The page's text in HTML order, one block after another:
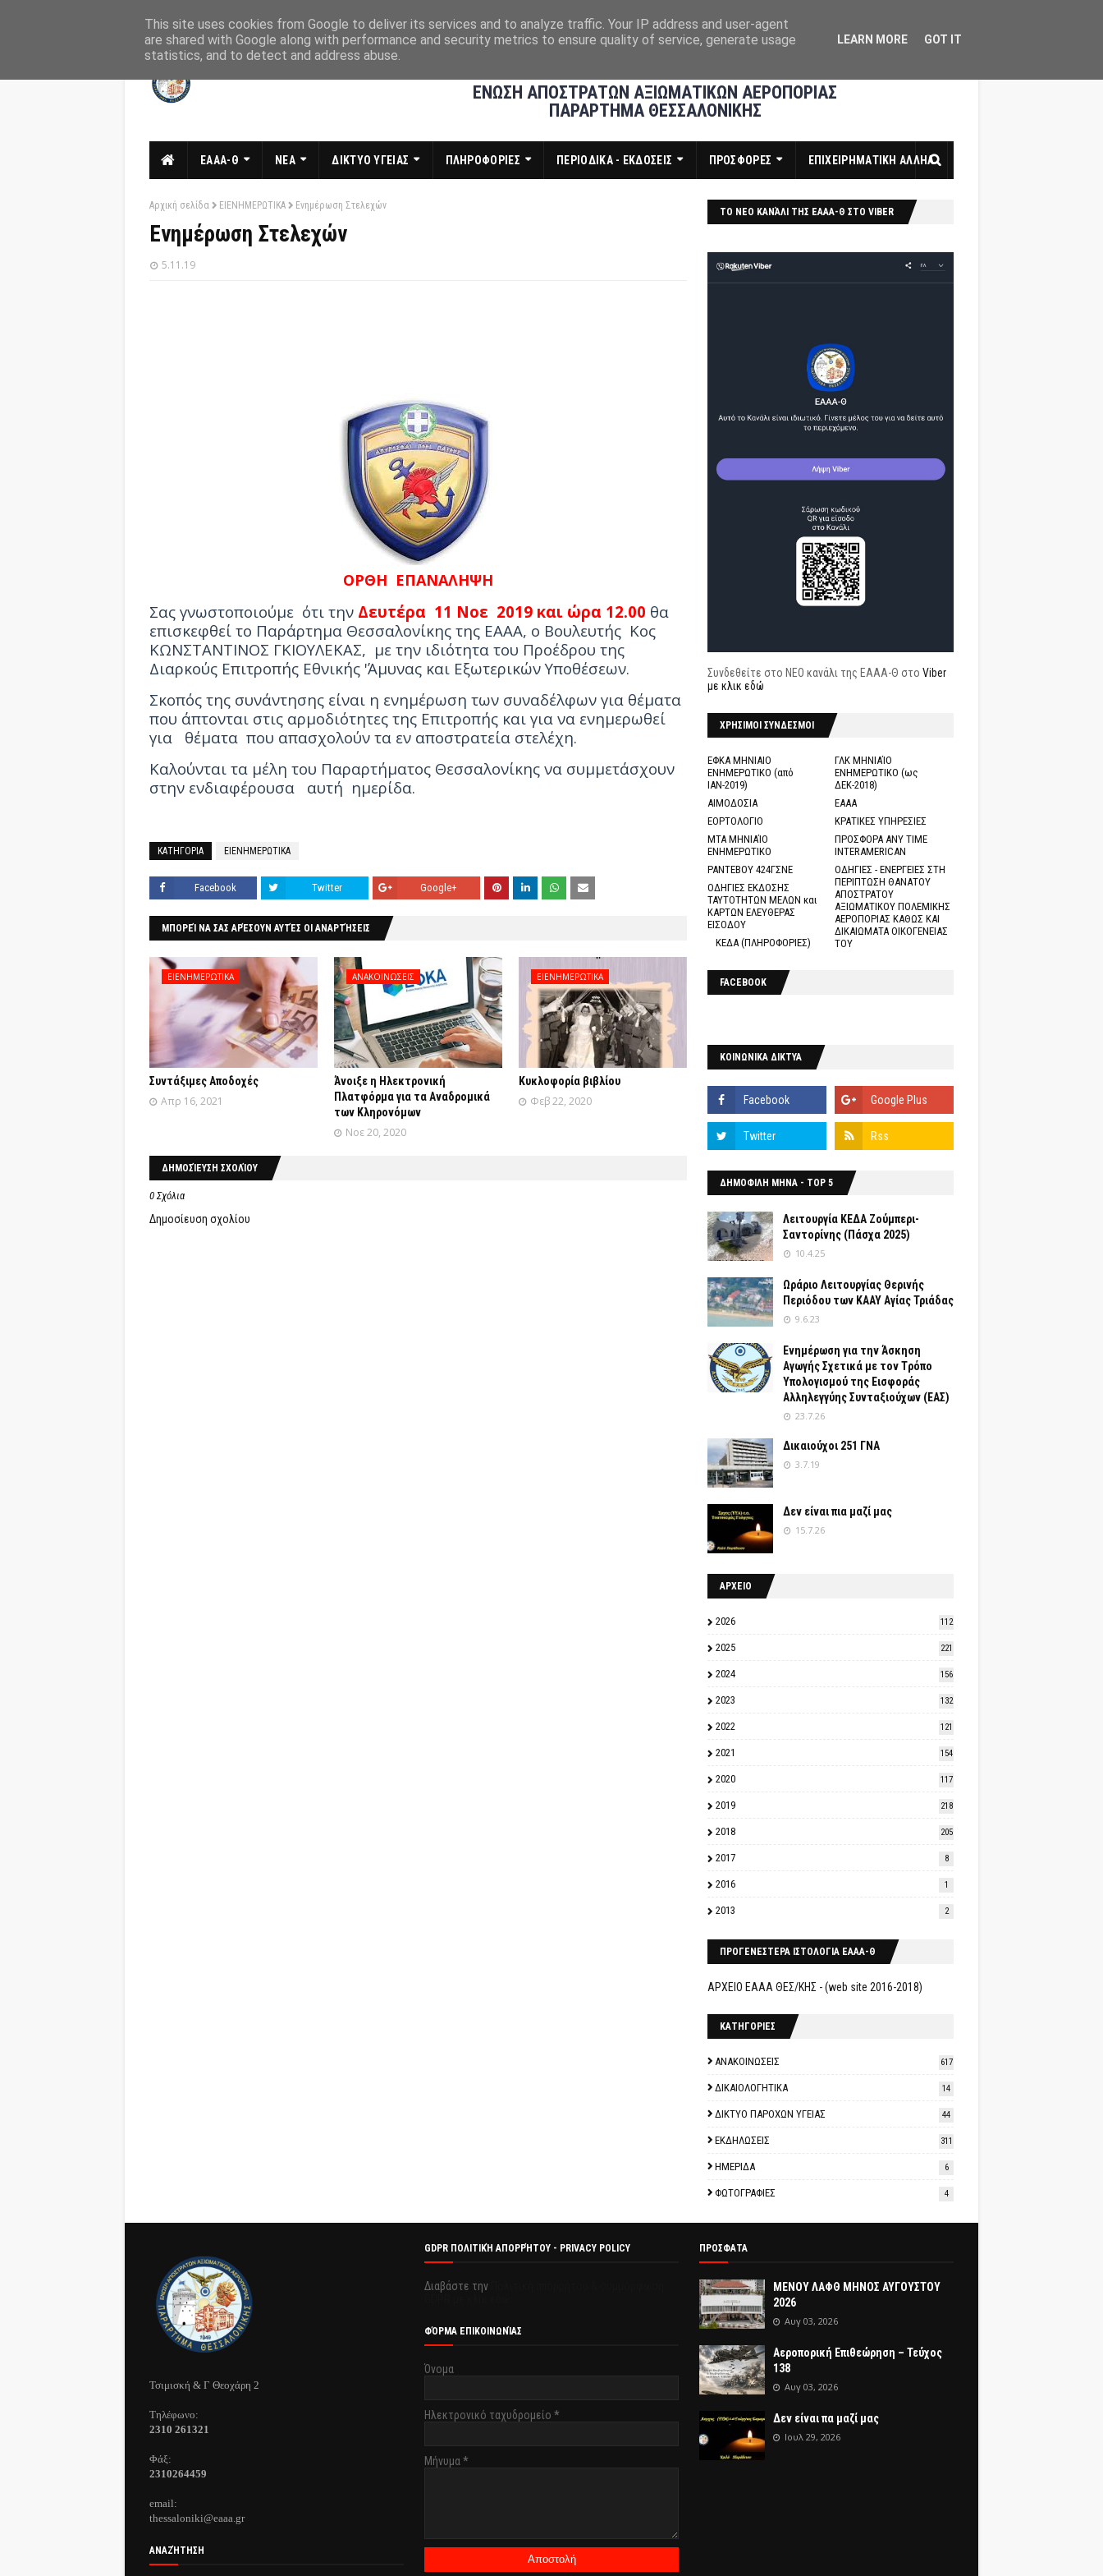
ΕΝΩΣΗ ΑΠΟΣΤΡΑΤΩΝ ΑΞΙΩΜΑΤΙΚΩΝ ΑΕΡΟΠΟΡΙΑΣ
ΠΑΡΑΡΤΗΜΑ ΘΕΣΣΑΛΟΝΙΚΗΣ
ΕΑΑΑ-Θ ΝΕΑ ΔΙΚΤΥΟ ΥΓΕΙΑΣ ΠΛΗΡΟΦΟΡΙΕΣ ΠΕΡΙΟΔΙΚΑ - ΕΚΔΟΣΕΙΣ ΠΡΟΣΦΟΡΕΣ ΕΠΙΧΕΙΡΗΜΑΤΙΚΗ ΑΛΛΗΛ
Αρχική σελίδα ΕΙΕΝΗΜΕΡΩΤΙΚΑ Ενημέρωση Στελεχών
Ενημέρωση Στελεχών
5.11.19
ΟΡΘΗ ΕΠΑΝΑΛΗΨΗ
Σας γνωστοποιούμε ότι την Δευτέρα 11 Νοε 2019 και ώρα 12.00 θα
επισκεφθεί το Παράρτημα Θεσσαλονίκης της ΕΑΑΑ, ο Βουλευτής Κος
ΚΩΝΣΤΑΝΤΙΝΟΣ ΓΚΙΟΥΛΕΚΑΣ, με την ιδιότητα του Προέδρου της
Διαρκούς Επιτροπής Εθνικής 'Άμυνας και Εξωτερικών Υποθέσεων.
Σκοπός της συνάντησης είναι η ενημέρωση των συναδέλφων για θέματα
που άπτονται στις αρμοδιότητες της Επιτροπής και για να ενημερωθεί
για
θέματα που απασχολούν τα εν αποστρατεία στελέχη.
Καλούνται τα μέλη του Παραρτήματος Θεσσαλονίκης να συμμετάσχουν
στην ενδιαφέρουσα αυτή ημερίδα.
ΚΑΤΗΓΟΡΙΑ ΕΙΕΝΗΜΕΡΩΤΙΚΑ
Facebook Twitter Google+
ΜΠΟΡΕΊ ΝΑ ΣΑΣ ΑΡΈΣΟΥΝ ΑΥΤΈΣ ΟΙ ΑΝΑΡΤΉΣΕΙΣ
ΕΙΕΝΗΜΕΡΩΤΙΚΑ
Συντάξιμες Αποδοχές
Απρ 16, 2021
ΑΝΑΚΟΙΝΩΣΕΙΣ
Άνοιξε η Ηλεκτρονική
Πλατφόρμα για τα Αναδρομικά
των Κληρονόμων
Νοε 20, 2020
ΕΙΕΝΗΜΕΡΩΤΙΚΑ
Κυκλοφορία βιβλίου
Φεβ 22, 2020
ΔΗΜΟΣΊΕΥΣΗ ΣΧΟΛΊΟΥ
0 Σχόλια
Δημοσίευση σχολίου
ΤΟ ΝΕΟ ΚΑΝΆΛΙ ΤΗΣ ΕΑΑΑ-Θ ΣΤΟ VIBER
Συνδεθείτε στο ΝΕΟ κανάλι της ΕΑΑΑ-Θ στο Viber
με κλικ εδώ
ΧΡΗΣΙΜΟΙ ΣΥΝΔΕΣΜΟΙ
ΕΦΚΑ ΜΗΝΙΑΙΟ
ΕΝΗΜΕΡΩΤΙΚΟ (από
ΙΑΝ-2019)
ΓΛΚ ΜΗΝΙΑΊΟ
ΕΝΗΜΕΡΩΤΙΚΟ (ως
ΔΕΚ-2018)
ΑΙΜΟΔΟΣΙΑ
ΕΑΑΑ
ΕΟΡΤΟΛΟΓΙΟ
ΚΡΑΤΙΚΕΣ ΥΠΗΡΕΣΙΕΣ
ΜΤΑ ΜΗΝΙΑΊΟ
ΕΝΗΜΕΡΩΤΙΚΟ
ΠΡΟΣΦΟΡΑ ANY TIME
INTERAMERICAN
ΡΑΝΤΕΒΟΥ 424ΓΣΝΕ
ΟΔΗΓΙΕΣ - ΕΝΕΡΓΕΙΕΣ ΣΤΗ
ΠΕΡΙΠΤΩΣΗ ΘΑΝΑΤΟΥ
ΑΠΟΣΤΡΑΤΟΥ
ΑΞΙΩΜΑΤΙΚΟΥ ΠΟΛΕΜΙΚΗΣ
ΑΕΡΟΠΟΡΙΑΣ ΚΑΘΩΣ ΚΑΙ
ΔΙΚΑΙΩΜΑΤΑ ΟΙΚΟΓΕΝΕΙΑΣ
ΤΟΥ
ΟΔΗΓΙΕΣ ΕΚΔΟΣΗΣ
ΤΑΥΤΟΤΗΤΩΝ ΜΕΛΩΝ και
ΚΑΡΤΩΝ ΕΛΕΥΘΕΡΑΣ
ΕΙΣΟΔΟΥ
ΚΕΔΑ (ΠΛΗΡΟΦΟΡΙΕΣ)
FACEBOOK
ΚΟΙΝΩΝΙΚΑ ΔΙΚΤΥΑ
ΔΗΜΟΦΙΛΗ ΜΗΝΑ - TOP 5
Λειτουργία ΚΕΔΑ Ζούμπερι-
Σαντορίνης (Πάσχα 2025)
10.4.25
Ωράριο Λειτουργίας Θερινής
Περιόδου των ΚΑΑΥ Αγίας Τριάδας
9.6.23
Ενημέρωση για την Άσκηση
Αγωγής Σχετικά με τον Tρόπο
Yπολογισμού της Εισφοράς
Αλληλεγγύης Συνταξιούχων (ΕΑΣ)
23.7.26
Δικαιούχοι 251 ΓΝΑ
3.7.19
Δεν είναι πια μαζί μας
15.7.26
ΑΡΧΕΙΟ
2026 112
2025 221
2024 156
2023 132
2022 121
2021 154
2020 117
2019 218
2018 205
2017 8
2016 1
2013 2
ΠΡΟΓΕΝΕΣΤΕΡΑ ΙΣΤΟΛΟΓΙΑ ΕΑΑΑ-Θ
ΑΡΧΕΙΟ ΕΑΑΑ ΘΕΣ/ΚΗΣ - (web site 2016-2018)
ΚΑΤΗΓΟΡΙΕΣ
ΑΝΑΚΟΙΝΩΣΕΙΣ 617
ΔΙΚΑΙΟΛΟΓΗΤΙΚΑ 14
ΔΙΚΤΥΟ ΠΑΡΟΧΩΝ ΥΓΕΙΑΣ 44
ΕΚΔΗΛΩΣΕΙΣ 311
ΗΜΕΡΙΔΑ 6
ΦΩΤΟΓΡΑΦΙΕΣ 4
Τσιμισκή & Γ Θεοχάρη 2
Τηλέφωνo:
2310 261321
Φάξ:
2310264459
email:
thessaloniki@eaaa.gr
ΑΝΑΖΉΤΗΣΗ
GDPR ΠΟΛΙΤΙΚΉ ΑΠΟΡΡΉΤΟΥ - PRIVACY POLICY
Διαβάστε την
ΦΌΡΜΑ ΕΠΙΚΟΙΝΩΝΊΑΣ
Όνομα
Ηλεκτρονικό ταχυδρομείο *
Μήνυμα*
ΠΡΟΣΦΑΤΑ
ΜΕΝΟΥ ΛΑΦΘ ΜΗΝΟΣ ΑΥΓΟΥΣΤΟΥ
2026
Αυγ 03, 2026
Αεροπορική Επιθεώρηση – Τεύχος
138
Αυγ 03, 2026
Δεν είναι πα μαζί μας
Ιουλ 29, 2026
This site uses cookies from Google to deliver its services and to analyze traffic. Your IP address and user-agent
are shared with Google along with performance and security metrics to ensure quality of service, generate usage
statistics, and to detect and address abuse.
LEARN MORE GOT IT